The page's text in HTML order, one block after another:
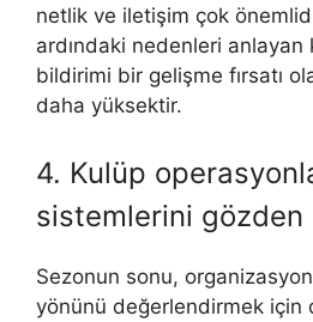
netlik ve iletişim çok
ardındaki nedenleri anlayan
bildirimi bir gelişme fırsatı
daha yüksektir.
4. Kulüp
sistemlerini gözden
Sezonun sonu,
yönünü değerlendirmek için